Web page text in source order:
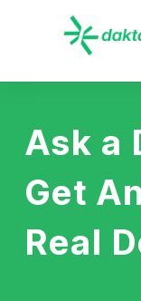
Ask a
Get
Real